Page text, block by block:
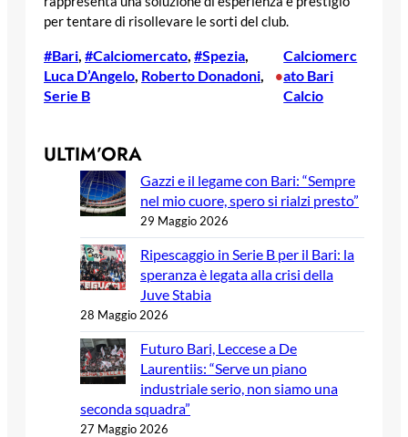
per tentare di risollevare le sorti del club.
#Bari #Calciomercato #Spezia
Luca D’Angelo Roberto Donadoni
Serie B
•
Calciomerc
ato Bari
Calcio
ULTIM’ORA
Gazzi e il legame con Bari: “Sempre
nel mio cuore, spero si rialzi presto”
29 Maggio 2026
Ripescaggio in Serie B per il Bari: la
speranza è legata alla crisi della
Juve Stabia
28 Maggio 2026
Futuro Bari, Leccese a De
Laurentiis: “Serve un piano
industriale serio, non siamo una
seconda squadra”
27 Maggio 2026